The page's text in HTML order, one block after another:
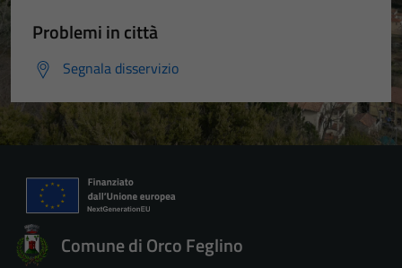
Problemi in città
Segnala disservizio
Comune di Orco Feglino